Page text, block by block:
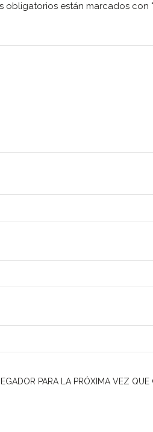
obligatorios están marcados con *
PARA LA PRÓXIMA VEZ QUE